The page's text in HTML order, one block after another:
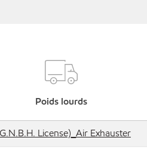
Poids lourds
License)_Air Exhauster